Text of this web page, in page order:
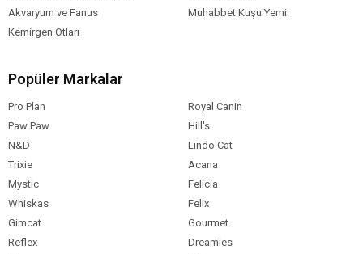
Akvaryum ve Fanus
Muhabbet Kuşu Yemi
Kemirgen Otları
Popüler Markalar
Pro Plan
Royal Canin
Paw Paw
Hill's
N&D
Lindo Cat
Trixie
Acana
Mystic
Felicia
Whiskas
Felix
Gimcat
Gourmet
Reflex
Dreamies